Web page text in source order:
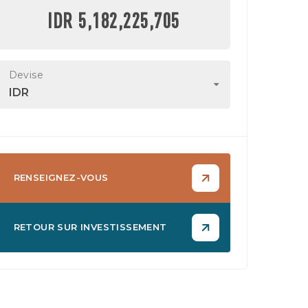
IDR 5,182,225,705
Devise
IDR
RENSEIGNEZ-VOUS
RETOUR SUR INVESTISSEMENT